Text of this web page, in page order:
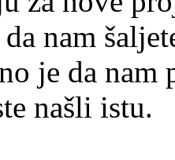
nam
je da
našli istu.